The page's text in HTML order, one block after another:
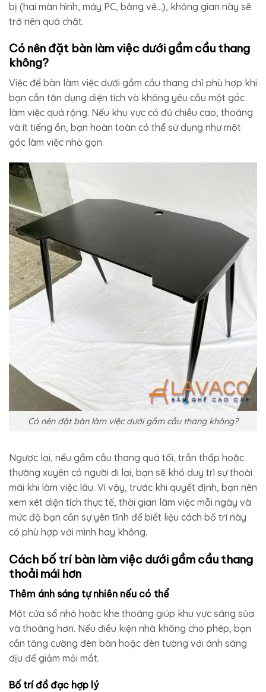
bị (hai màn hình, máy PC, bảng vẽ…), không gian này sẽ
trở nên quá chật.
Có nên đặt bàn làm việc dưới gầm cầu thang
không?
Việc để bàn làm việc dưới gầm cầu thang chỉ phù hợp khi
bạn cần tận dụng diện tích và không yêu cầu một góc
làm việc quá rộng. Nếu khu vực có đủ chiều cao, thoáng
và ít tiếng ồn, bạn hoàn toàn có thể sử dụng như một
góc làm việc nhỏ gọn.
Có nên đặt bàn làm việc dưới gầm cầu thang không?
Ngược lại, nếu gầm cầu thang quá tối, trần thấp hoặc
thường xuyên có người đi lại, bạn sẽ khó duy trì sự thoải
mái khi làm việc lâu. Vì vậy, trước khi quyết định, bạn nên
xem xét diện tích thực tế, thời gian làm việc mỗi ngày và
mức độ bạn cần sự yên tĩnh để biết liệu cách bố trí này
có phù hợp với mình hay không.
Cách bố trí bàn làm việc dưới gầm cầu thang
thoải mái hơn
Thêm ánh sáng tự nhiên nếu có thể
Một cửa sổ nhỏ hoặc khe thoáng giúp khu vực sáng sủa
và thoáng hơn. Nếu điều kiện nhà không cho phép, bạn
cần tăng cường đèn bàn hoặc đèn tường với ánh sáng
dịu để giảm mỏi mắt.
Bố trí đồ đạc hợp lý